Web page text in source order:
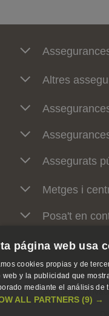
Altres
Assegurats
Metges i
Posa't en
Sobre
Avís legal,
página web usa
cookies propias y de
web y la publicidad que
mediante el análisis de
ALL PARTNERS (9) →